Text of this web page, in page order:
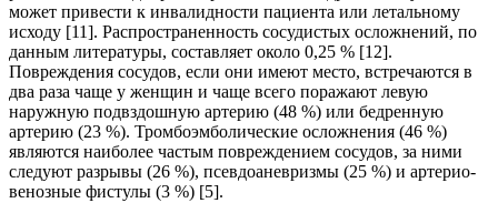
может привести к инвалидности пациента или летальному
исходу [11]. Распространен­ность сосудистых осложнений, по
данным литературы, составляет около 0,25 % [12].
Повреждения сосудов, если они имеют место, встречаются в
два раза чаще у женщин и чаще всего поражают левую
наружную подвздошную артерию (48 %) или бедренную
артерию (23 %). Тромбоэмболические осложнения (46 %)
явля­ются наиболее частым повреждением сосудов, за ними
следуют разрывы (26 %), псевдоаневризмы (25 %) и артерио-
венозные фистулы (3 %) [5].